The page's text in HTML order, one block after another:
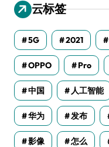
云标签
5G 2021
OPPO Pro
中国 人工智能
华为 发布
影像 怎么